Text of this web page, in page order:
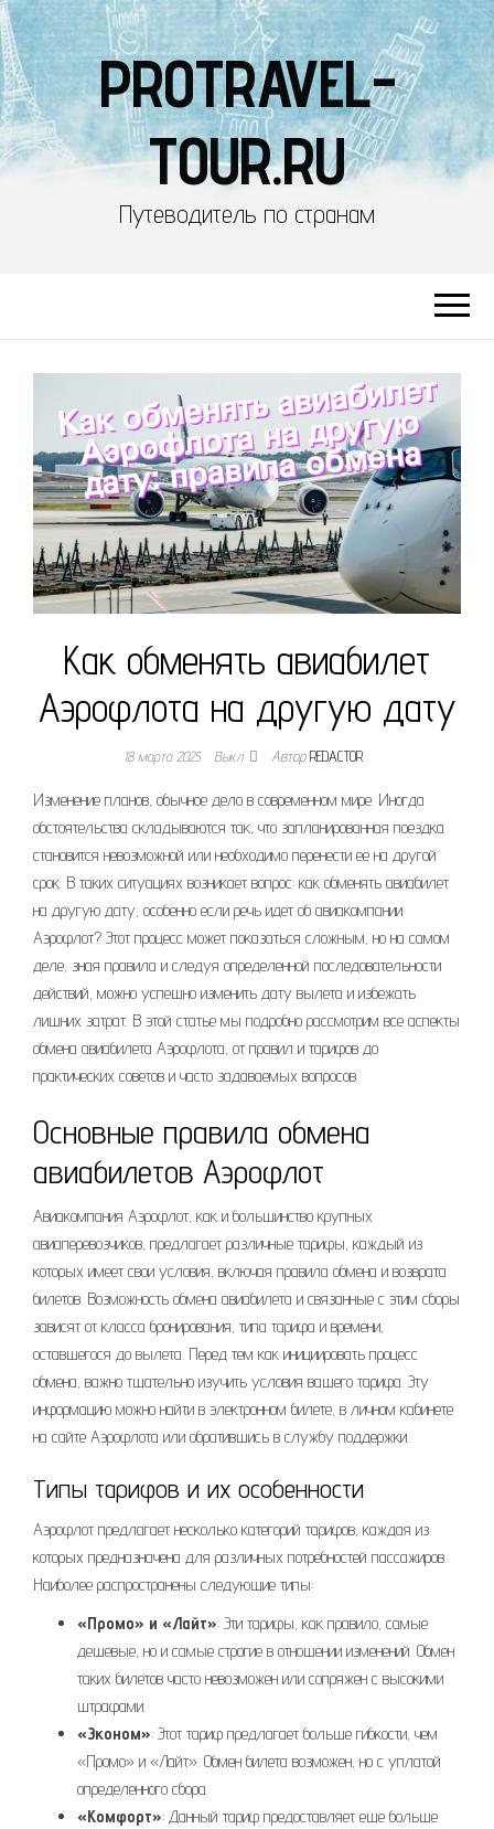
PROTRAVEL-
TOUR.RU
Путеводитель по странам
Как обменять авиабилет
Аэрофлота на другую дату
18 марта 2025 Выкл. АвторREDACTOR
Изменение планов, обычное дело в современном мире. Иногда
обстоятельства складываются так, что запланированная поездка
становится невозможной или необходимо перенести ее на другой
срок. В таких ситуациях возникает вопрос: как обменять авиабилет
на другую дату, особенно если речь идет об авиакомпании
Аэрофлот? Этот процесс может показаться сложным, но на самом
деле, зная правила и следуя определенной последовательности
действий, можно успешно изменить дату вылета и избежать
лишних затрат. В этой статье мы подробно рассмотрим все аспекты
обмена авиабилета Аэрофлота, от правил и тарифов до
практических советов и часто задаваемых вопросов.
Основные правила обмена
авиабилетов Аэрофлот
Авиакомпания Аэрофлот, как и большинство крупных
авиаперевозчиков, предлагает различные тарифы, каждый из
которых имеет свои условия, включая правила обмена и возврата
билетов. Возможность обмена авиабилета и связанные с этим сборы
зависят от класса бронирования, типа тарифа и времени,
оставшегося до вылета. Перед тем как инициировать процесс
обмена, важно тщательно изучить условия вашего тарифа. Эту
информацию можно найти в электронном билете, в личном кабинете
на сайте Аэрофлота или обратившись в службу поддержки.
Типы тарифов и их особенности
Аэрофлот предлагает несколько категорий тарифов, каждая из
которых предназначена для различных потребностей пассажиров.
Наиболее распространены следующие типы:
«Промо» и «Лайт»: Эти тарифы, как правило, самые
дешевые, но и самые строгие в отношении изменений. Обмен
таких билетов часто невозможен или сопряжен с высокими
штрафами.
«Эконом»: Этот тариф предлагает больше гибкости, чем
«Промо» и «Лайт». Обмен билета возможен, но с уплатой
определенного сбора.
«Комфорт»: Данный тариф предоставляет еще больше